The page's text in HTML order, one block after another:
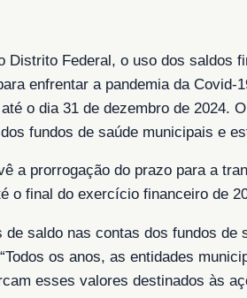
Federal, o uso dos saldos
enfrentar a pandemia da
o dia 31 de dezembro de 2024.
fundos de saúde municipais e
a prorrogação do prazo para a
o final do exercício financeiro de
saldo nas contas dos fundos
os anos, as entidades
esses valores destinados às